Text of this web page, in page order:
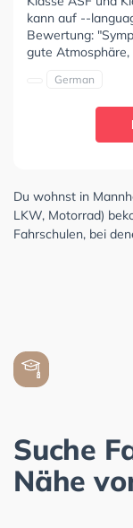
kann auf --
Bewertung:
gute
German
Du wohnst in
LKW, Motorrad)
Fahrschulen, bei
Suche
Nähe